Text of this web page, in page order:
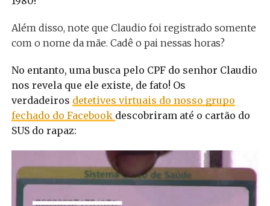
Além disso, note que Claudio foi registrado somente
com o nome da mãe. Cadê o pai nessas horas?
No entanto, uma busca pelo CPF do senhor Claudio
nos revela que ele existe, de fato! Os
verdadeiros detetives virtuais do nosso grupo
fechado do Facebook descobriram até o cartão do
SUS do rapaz: